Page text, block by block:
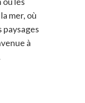
mer, où
paysages
à